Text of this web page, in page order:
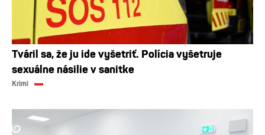
Tváril sa, že ju ide vyšetriť. Polícia vyšetruje
sexuálne násilie v sanitke
Krimi